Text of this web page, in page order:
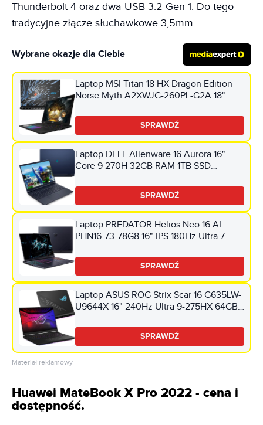
Thunderbolt 4 oraz dwa USB 3.2 Gen 1. Do tego
tradycyjne złącze słuchawkowe 3,5mm.
Wybrane okazje dla Ciebie
Laptop MSI Titan 18 HX Dragon Edition
Norse Myth A2XWJG-260PL-G2A 18"
GeForce RTX5090 DLSS 4 Windows 11
Professional , Funkcje AI + Karta
zniżkowa G2A (3 szt.)
SPRAWDŹ
Laptop DELL Alienware 16 Aurora 16"
Core 9 270H 32GB RAM 1TB SSD
Home
SPRAWDŹ
Laptop PREDATOR Helios Neo 16 AI
PHN16-73-78G8 16" IPS 180Hz Ultra 7-
RTX5060 DLSS 4 Windows 11
Professional
SPRAWDŹ
Laptop ASUS ROG Strix Scar 16 G635LW-
U9644X 16" 240Hz Ultra 9-275HX 64GB
Windows 11 Professional, Funkcje AI
SPRAWDŹ
Materiał reklamowy
Huawei MateBook X Pro 2022 - cena i
dostępność.